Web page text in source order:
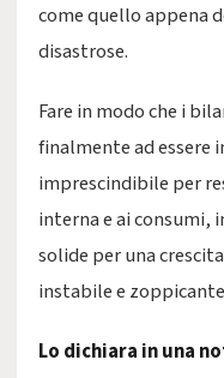
come quello appena
disastrose.
Fare in modo che i
finalmente ad essere
imprescindibile per
interna e ai consumi,
solide per una
instabile e
Lo dichiara in una